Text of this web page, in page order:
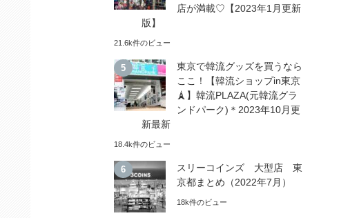
店が満載♡【2023年1月更新
版】
21.6k件のビュー
東京で韓流グッズを買うなら
ここ！【韓流ショップin東京
🗼】韓流PLAZA(元韓流グラ
ンドパーク)＊2023年10月更
新最新
18.4k件のビュー
スリーコインズ 大型店 東
京都まとめ（2022年7月）
18k件のビュー